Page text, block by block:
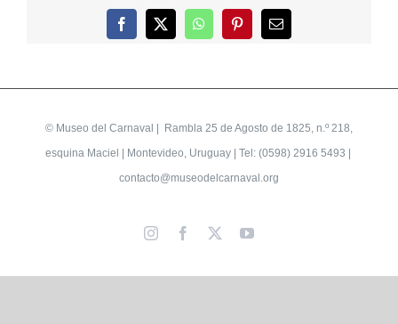
Facebook
X WhatsAppPinterestCorreo
electrónico
© Museo del Carnaval | Rambla 25 de Agosto de 1825, n.º 218,
esquina Maciel | Montevideo, Uruguay | Tel: (0598) 2916 5493 |
contacto@museodelcarnaval.org
InstagramFacebook YouTube